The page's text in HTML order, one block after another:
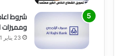
شروط
23 يناير 2021